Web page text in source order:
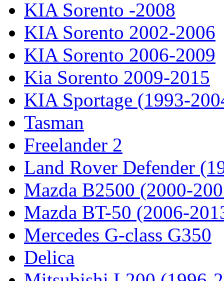
KIA Sorento -2008
KIA Sorento 2002-2006
KIA Sorento 2006-2009
Kia Sorento 2009-2015
KIA Sportage (1993-
Tasman
Freelander 2
Land Rover Defender
Mazda B2500 (2000-
Mazda BT-50 (2006-
Mercedes G-class G350
Delica